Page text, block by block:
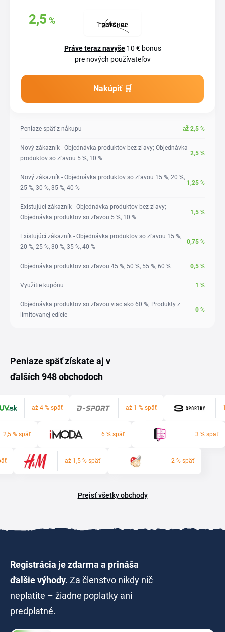
2,5 %
Práve teraz navyše10 € bonus
pre nových používateľov
Nakúpiť 🛒
Peniaze späť z nákupu až 2,5 %
Nový zákazník - Objednávka produktov bez zľavy; Objednávka
produktov so zľavou 5 %, 10 %
2,5 %
Nový zákazník - Objednávka produktov so zľavou 15 %, 20 %,
25 %, 30 %, 35 %, 40 %
1,25 %
Existujúci zákazník - Objednávka produktov bez zľavy;
Objednávka produktov so zľavou 5 %, 10 %
1,5 %
Existujúci zákazník - Objednávka produktov so zľavou 15 %,
20 %, 25 %, 30 %, 35 %, 40 %
0,75 %
Objednávka produktov so zľavou 45 %, 50 %, 55 %, 60 % 0,5 %
Využitie kupónu 1 %
Objednávka produktov so zľavou viac ako 60 %; Produkty z
limitovanej edície
0 %
Peniaze späť získate aj v
ďalších 948 obchodoch
až 4 % späť až 1 % späť
2,5 % späť 6 % späť 3 % späť
až 1,5 % späť 2 % späť
Prejsť všetky obchody
Registrácia je zdarma a prináša
ďalšie výhody. Za členstvo nikdy nič
neplatíte – žiadne poplatky ani
predplatné.